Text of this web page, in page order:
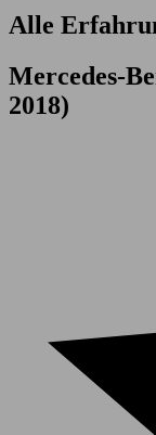
Alle
Mercedes-
2018)